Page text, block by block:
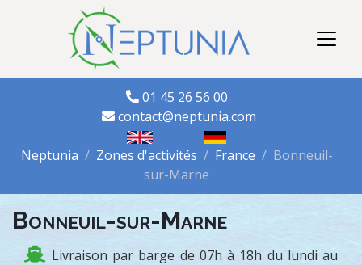
01 45 26 56 00
contact@neptunia.com
Neptunia Zones d'activités France
Bonneuil-
sur-Marne
Bonneuil-sur-Marne
Livraison par barge de 07h à 18h du lundi au